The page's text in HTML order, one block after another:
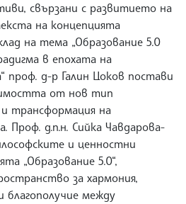
свързани с развитието на
на концепцията
на тема „Образование 5.0
в епохата на
проф. д-р Галин Цоков постави
от нов тип
и трансформация на
Проф. д.п.н. Сийка Чавдарова-
и ценностни
„Образование 5.0“,
за хармония,
благополучие между